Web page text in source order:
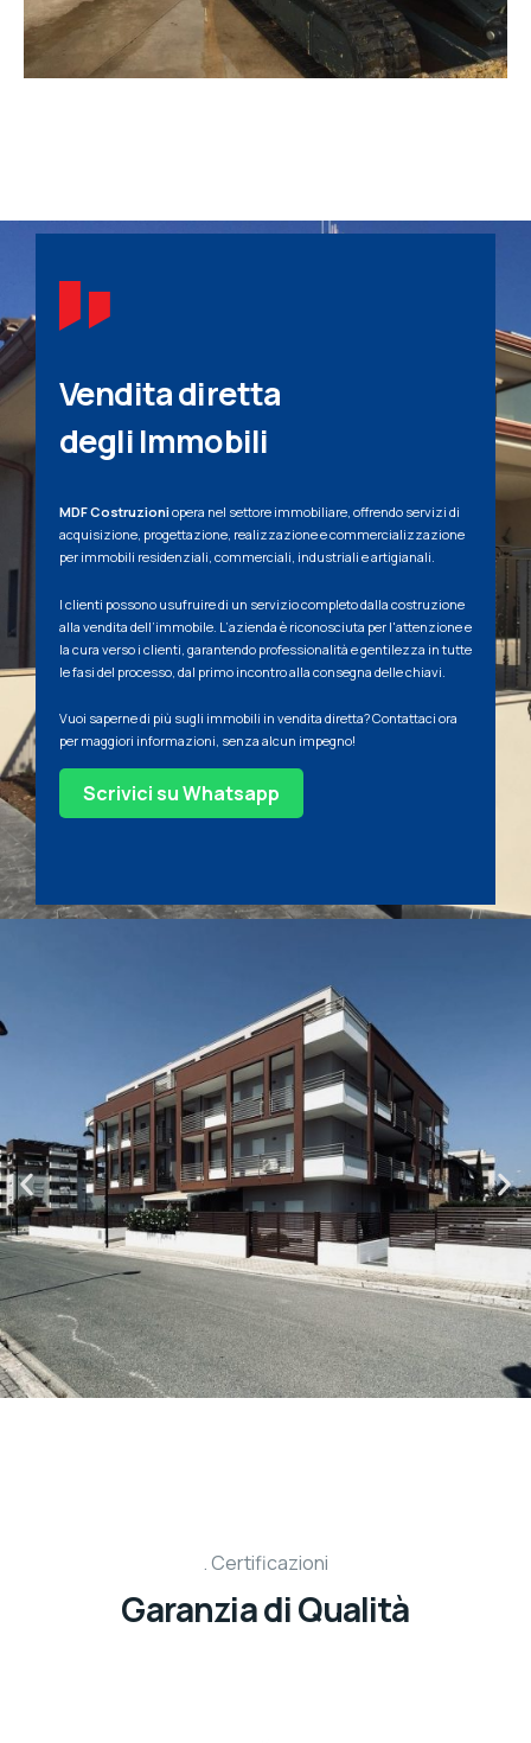
Vendita diretta
degli Immobili
MDF Costruzioniopera nel settore immobiliare, offrendo servizi di
acquisizione, progettazione, realizzazione e commercializzazione
per immobili residenziali, commerciali, industriali e artigianali.
I clienti possono usufruire di un servizio completo dalla costruzione
alla vendita dell’immobile. L’azienda è riconosciuta per l'attenzione e
la cura verso i clienti, garantendo professionalità e gentilezza in tutte
le fasi del processo, dal primo incontro alla consegna delle chiavi.
Vuoi saperne di più sugli immobili in vendita diretta? Contattaci ora
per maggiori informazioni, senza alcun impegno!
Scrivici su Whatsapp
Certificazioni
Garanzia di Qualità